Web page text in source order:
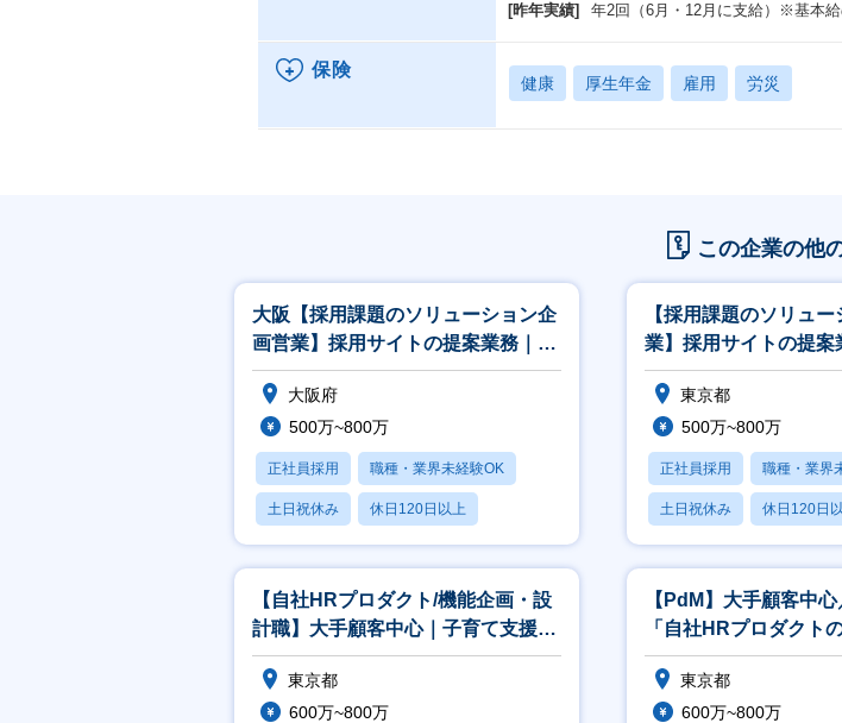
[昨年実績]
年2回（6月・12月に支給）※基本
保険
健康 厚生年金 雇用 労災
この企業の他
大阪【採用課題のソリューション企
画営業】採用サイトの提案業務｜採
用プロモーション×DX×AI
大阪府
500万~800万
正社員採用 職種・業界未経験OK
土日祝休み 休日120日以上
産休・育休あり
【採用課題のソリュ
業】採用サイトの提案
ロモーション×DX×AI
東京都
500万~800万
正社員採用 職種・業界
土日祝休み 休日120日
産休・育休あり
【自社HRプロダクト/機能企画・設
計職】大手顧客中心｜子育て支援手
当など、制度充実◎
東京都
600万~800万
【PdM】大手顧客中
「自社HRプロダクト
業務」子育て支援手当
実◎東京都
600万~800万